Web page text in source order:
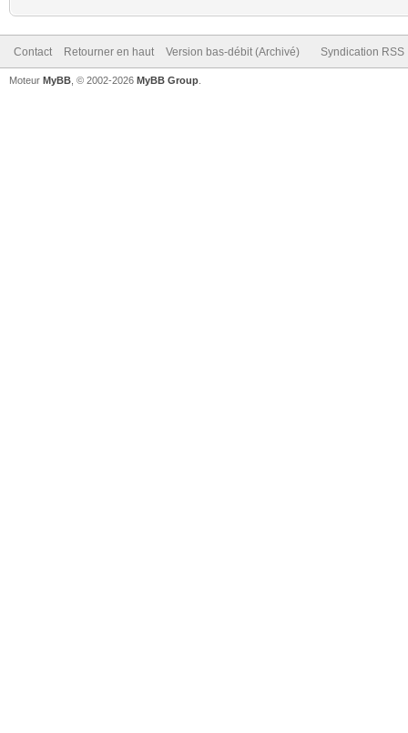
Contact Retourner en haut Version bas-débit (Archivé) Syndication RSS
Moteur MyBB , © 2002-2026 MyBB Group